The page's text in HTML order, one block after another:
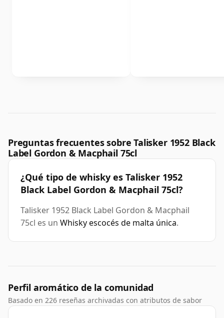
Preguntas frecuentes sobre Talisker 1952 Black
Label Gordon & Macphail 75cl
¿Qué tipo de whisky es Talisker 1952
Black Label Gordon & Macphail 75cl?
Talisker 1952 Black Label Gordon & Macphail
75cl es un Whisky escocés de malta única.
Perfil aromático de la comunidad
Basado en 226 reseñas archivadas con atributos de sabor